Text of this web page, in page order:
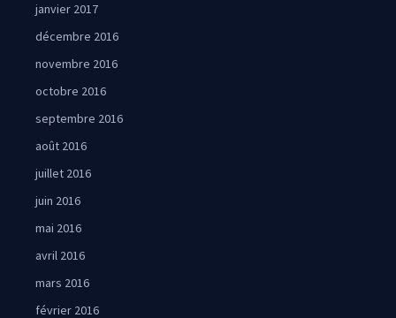
janvier 2017
décembre 2016
novembre 2016
octobre 2016
septembre 2016
août 2016
juillet 2016
juin 2016
mai 2016
avril 2016
mars 2016
février 2016